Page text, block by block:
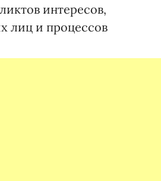
интересов,
лиц и процессов